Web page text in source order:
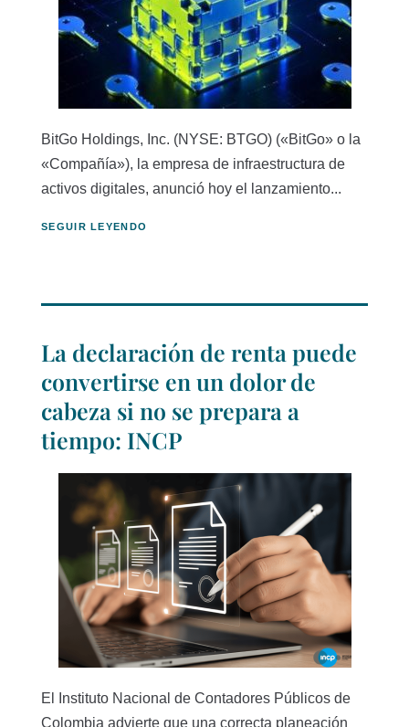
BitGo Holdings, Inc. (NYSE: BTGO) («BitGo» o la
«Compañía»), la empresa de infraestructura de
activos digitales, anunció hoy el lanzamiento...
SEGUIR LEYENDO
La declaración de renta puede
convertirse en un dolor de
cabeza si no se prepara a
tiempo: INCP
El Instituto Nacional de Contadores Públicos de
Colombia advierte que una correcta planeación